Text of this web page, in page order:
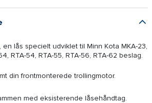
lås specielt udviklet til Minn Kota MKA-23,
RTA-54, RTA-55, RTA-56, RTA-62 beslag.
din frontmonterede trollingmotor.
med eksisterende låsehåndtag.